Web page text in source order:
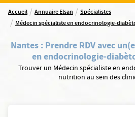
Accueil / Annuaire Elsan / Spécialistes
/ Médecin spécialiste en endocrinologie-
Nantes: Prendre RDV avec
en endocrinologie-
Trouver un Médecin spécialiste en
nutrition au sein des